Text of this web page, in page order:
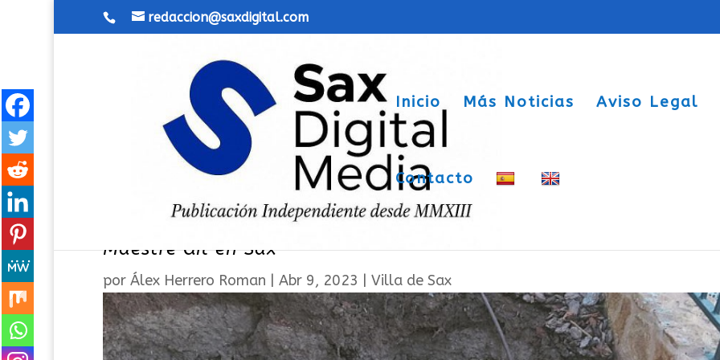
redaccion@saxdigital.com
Inicio Más Noticias Aviso Legal
Contacto
Se derrumba una de las zonas ajardinadas del parque de
Maestre Gil en Sax
por Álex Herrero Roman Abr 9, 2023 Villa de Sax